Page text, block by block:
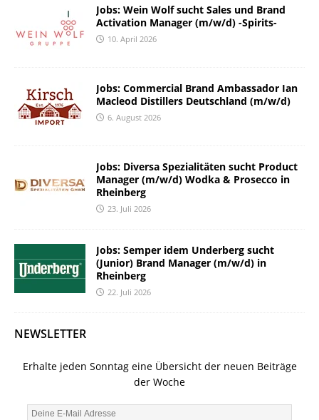
Jobs: Wein Wolf sucht Sales und Brand
Activation Manager (m/w/d) -Spirits-
10. April 2026
Jobs: Commercial Brand Ambassador Ian
Macleod Distillers Deutschland (m/w/d)
6. August 2026
Jobs: Diversa Spezialitäten sucht Product
Manager (m/w/d) Wodka & Prosecco in
Rheinberg
23. Juli 2026
Jobs: Semper idem Underberg sucht
(Junior) Brand Manager (m/w/d) in
Rheinberg
22. Juli 2026
NEWSLETTER
Erhalte jeden Sonntag eine Übersicht der neuen Beiträge
der Woche